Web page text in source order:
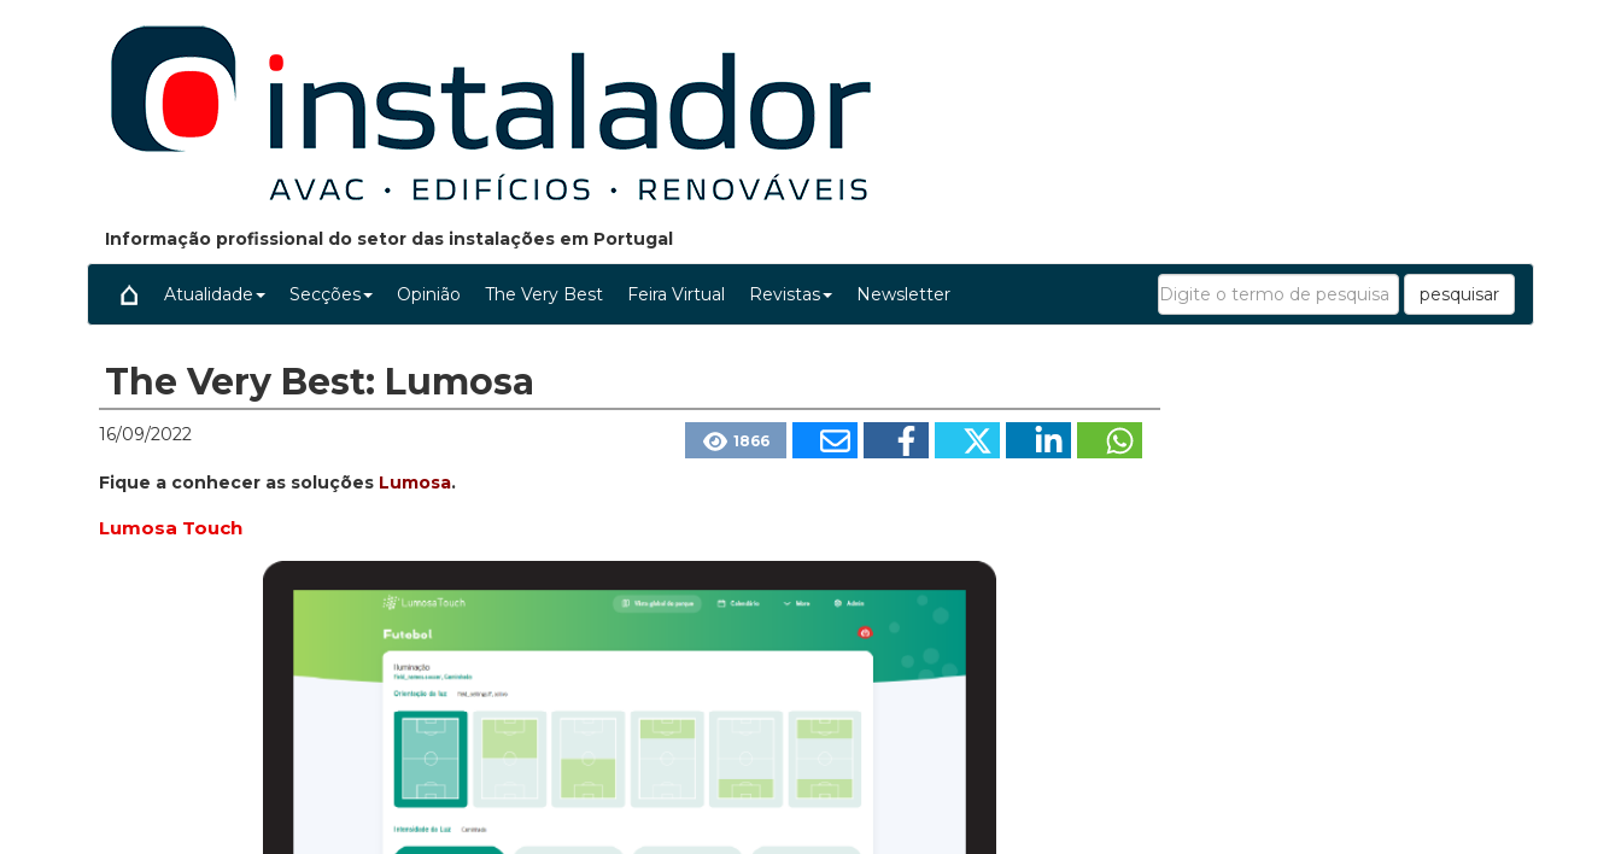
Informação profissional do setor das instalações em Portugal
Atualidade Secções Opinião The Very Best Feira Virtual Revistas Newsletter pesquisar
The Very Best: Lumosa
16/09/2022 1866
Fique a conhecer as soluções Lumosa.
Lumosa Touch